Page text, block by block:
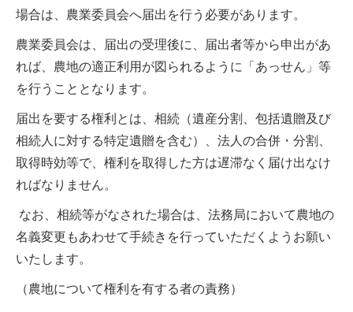
場合は、農業委員会へ届出を行う必要があります。
農業委員会は、届出の受理後に、届出者等から申出があ
れば、農地の適正利用が図られるように「あっせん」等
を行うこととなります。
届出を要する権利とは、相続（遺産分割、包括遺贈及び
相続人に対する特定遺贈を含む）、法人の合併・分割、
取得時効等で、権利を取得した方は遅滞なく届け出なけ
ればなりません。
なお、相続等がなされた場合は、法務局において農地の
名義変更もあわせて手続きを行っていただくようお願い
いたします。
（農地について権利を有する者の責務）